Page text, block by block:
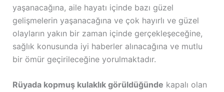
yaşanacağına, aile hayatı içinde bazı güzel
gelişmelerin yaşanacağına ve çok hayırlı ve güzel
olayların yakın bir zaman içinde gerçekleşeceğine,
sağlık konusunda iyi haberler alınacağına ve mutlu
bir ömür geçirileceğine yorulmaktadır.
Rüyada kopmuş kulaklık görüldüğünde kapalı olan